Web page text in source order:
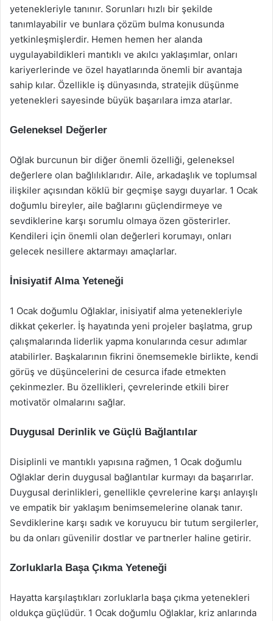
yetenekleriyle tanınır. Sorunları hızlı bir şekilde
tanımlayabilir ve bunlara çözüm bulma konusunda
yetkinleşmişlerdir. Hemen hemen her alanda
uygulayabildikleri mantıklı ve akılcı yaklaşımlar, onları
kariyerlerinde ve özel hayatlarında önemli bir avantaja
sahip kılar. Özellikle iş dünyasında, stratejik düşünme
yetenekleri sayesinde büyük başarılara imza atarlar.
Geleneksel Değerler
Oğlak burcunun bir diğer önemli özelliği, geleneksel
değerlere olan bağlılıklarıdır. Aile, arkadaşlık ve toplumsal
ilişkiler açısından köklü bir geçmişe saygı duyarlar. 1 Ocak
doğumlu bireyler, aile bağlarını güçlendirmeye ve
sevdiklerine karşı sorumlu olmaya özen gösterirler.
Kendileri için önemli olan değerleri korumayı, onları
gelecek nesillere aktarmayı amaçlarlar.
İnisiyatif Alma Yeteneği
1 Ocak doğumlu Oğlaklar, inisiyatif alma yetenekleriyle
dikkat çekerler. İş hayatında yeni projeler başlatma, grup
çalışmalarında liderlik yapma konularında cesur adımlar
atabilirler. Başkalarının fikrini önemsemekle birlikte, kendi
görüş ve düşüncelerini de cesurca ifade etmekten
çekinmezler. Bu özellikleri, çevrelerinde etkili birer
motivatör olmalarını sağlar.
Duygusal Derinlik ve Güçlü Bağlantılar
Disiplinli ve mantıklı yapısına rağmen, 1 Ocak doğumlu
Oğlaklar derin duygusal bağlantılar kurmayı da başarırlar.
Duygusal derinlikleri, genellikle çevrelerine karşı anlayışlı
ve empatik bir yaklaşım benimsemelerine olanak tanır.
Sevdiklerine karşı sadık ve koruyucu bir tutum sergilerler,
bu da onları güvenilir dostlar ve partnerler haline getirir.
Zorluklarla Başa Çıkma Yeteneği
Hayatta karşılaştıkları zorluklarla başa çıkma yetenekleri
oldukça güçlüdür. 1 Ocak doğumlu Oğlaklar, kriz anlarında